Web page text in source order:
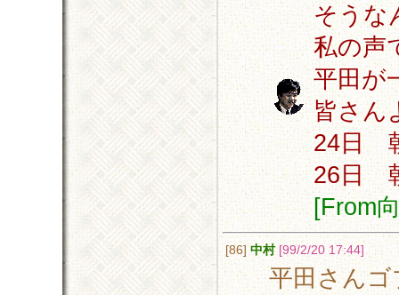
そうな
私の声
平田が
皆さん
24日
26日
[From
[86] 中村 [99/2/20 17:44]
平田さん